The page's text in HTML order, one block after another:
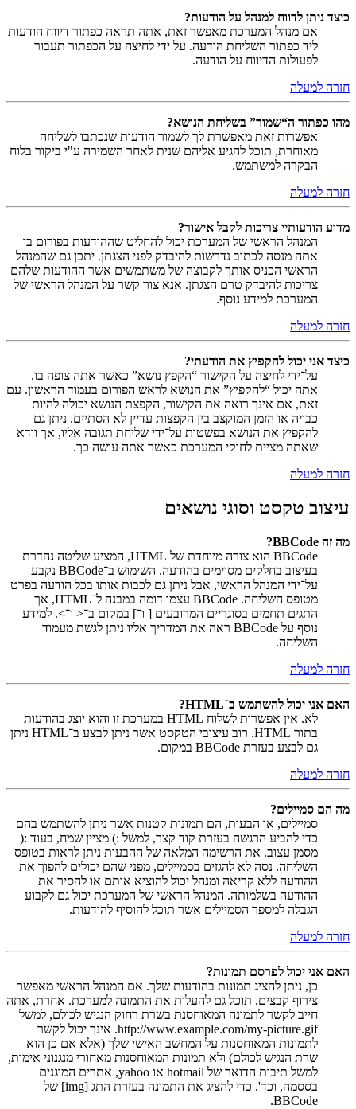
כיצד ניתן לדווח למנהל על הודעות?
אם מנהל המערכת מאפשר זאת, אתה תראה כפתור דיווח הודעות
ליד כפתור השליחת הודעה. על ידי לחיצה על הכפתור תעבור
לפעולות הדיווח על הודעה.
חזרה למעלה
מהו כפתור ה“שמור” בשליחת הנושא?
אפשרות זאת מאפשרת לך לשמור הודעות שנכתבו לשליחה
מאוחרת, תוכל להגיע אליהם שנית לאחר השמירה ע"י ביקור בלוח
הבקרה למשתמש.
חזרה למעלה
מדוע הודעותיי צריכות לקבל אישור?
המנהל הראשי של המערכת יכול להחליט שההודעות בפורום בו
אתה מנסה לכתוב נדרשות להיבדק לפני הצגתן. יתכן גם שהמנהל
הראשי הכניס אותך לקבוצה של משתמשים אשר ההודעות שלהם
צריכות להיבדק טרם הצגתן. אנא צור קשר על המנהל הראשי של
המערכת למידע נוסף.
חזרה למעלה
כיצד אני יכול להקפיץ את הודעתי?
על־ידי לחיצה על הקישור “הקפץ נושא” כאשר אתה צופה בו,
אתה יכול “להקפיץ” את הנושא לראש הפורום בעמוד הראשון. עם
זאת, אם אינך רואה את הקישור, הקפצת הנושא יכולה להיות
כבויה או הזמן המוקצב בין הקפצות עדיין לא הסתיים. ניתן גם
להקפיץ את הנושא בפשטות על־ידי שליחת תגובה אליו, אך וודא
שאתה מציית לחוקי המערכת כאשר אתה עושה כך.
חזרה למעלה
עיצוב טקסט וסוגי נושאים
מה זה BBCode?
BBCode הוא צורה מיוחדת של HTML, המציע שליטה נהדרת
בעיצוב בחלקים מסוימים בהודעה. השימוש ב־BBCode נקבע
על־ידי המנהל הראשי, אבל ניתן גם לכבות אותו בכל הודעה בפרט
מטופס השליחה. BBCode עצמו דומה במבנה ל־HTML, אך
התגים תחמים בסוגריים המרובעים [ ו־] במקום ב־< ו־>. למידע
נוסף על BBCode ראה את המדריך אליו ניתן לגשת מעמוד
השליחה.
חזרה למעלה
האם אני יכול להשתמש ב־HTML?
לא. אין אפשרות לשלוח HTML במערכת זו והוא יוצג בהודעות
בתור HTML. רוב עיצובי הטקסט אשר ניתן לבצע ב־HTML ניתן
גם לבצע בעזרת BBCode במקום.
חזרה למעלה
מה הם סמיילים?
סמיילים, או הבעות, הם תמונות קטנות אשר ניתן להשתמש בהם
כדי להביע הרגשה בעזרת קוד קצר, למשל :) מציין שמח, בעוד :(
מסמן עצוב. את הרשימה המלאה של ההבעות ניתן לראות בטופס
השליחה. נסה לא להגזים בסמיילים, מפני שהם יכולים להפוך את
ההודעה ללא קריאה ומנהל יכול להוציא אותם או להסיר את
ההודעה בשלמותה. המנהל הראשי של המערכת יכול גם לקבוע
הגבלה למספר הסמיילים אשר תוכל להוסיף להודעות.
חזרה למעלה
האם אני יכול לפרסם תמונות?
כן, ניתן להציג תמונות בהודעות שלך. אם המנהל הראשי מאפשר
צירוף קבצים, תוכל גם להעלות את התמונה למערכת. אחרת, אתה
חייב לקשר לתמונה המאוחסנת בשרת רחוק הנגיש לכולם, למשל
http://www.example.com/my-picture.gif. אינך יכול לקשר
לתמונות המאוחסנות על המחשב האישי שלך (אלא אם כן הוא
שרת הנגיש לכולם) ולא תמונות המאוחסנות מאחורי מנגנוני אימות,
למשל תיבות הדואר של hotmail או yahoo, אתרים המוגנים
בססמה, וכד'. כדי להציג את התמונה בעזרת התג [img] של
BBCode.